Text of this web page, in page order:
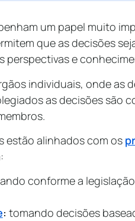
um papel muito
que as decisões
perspectivas e
individuais, onde as
as decisões são
estão alinhados com os
conforme a
: tomando decisões